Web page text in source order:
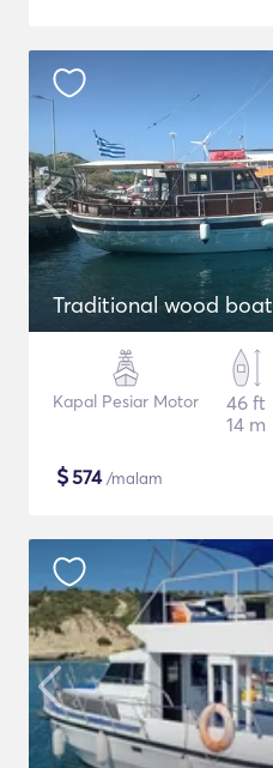
Traditional wood boat
Kapal Pesiar Motor
46 ft
14 m
$574/malam